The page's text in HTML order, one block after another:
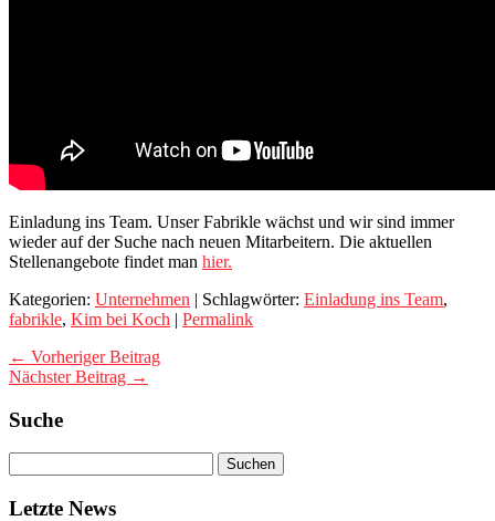
Einladung ins Team. Unser Fabrikle wächst und wir sind immer
wieder auf der Suche nach neuen Mitarbeitern. Die aktuellen
Stellenangebote findet man hier.
Kategorien: Unternehmen | Schlagwörter: Einladung ins Team,
fabrikle, Kim bei Koch | Permalink
← Vorheriger Beitrag
Nächster Beitrag →
Suche
Letzte News